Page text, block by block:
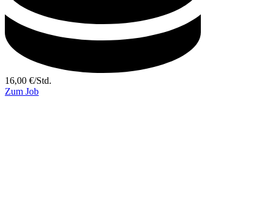
16,00 €/Std.
Zum Job